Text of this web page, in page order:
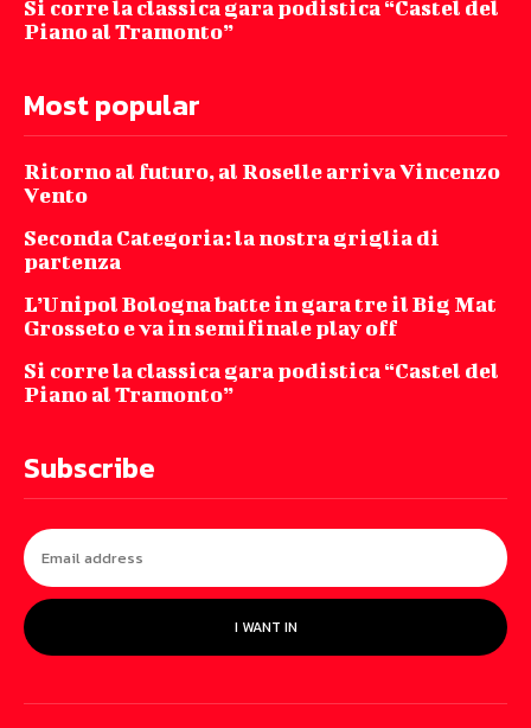
Si corre la classica gara podistica “Castel del
Piano al Tramonto”
Most popular
Ritorno al futuro, al Roselle arriva Vincenzo
Vento
Seconda Categoria: la nostra griglia di
partenza
L’Unipol Bologna batte in gara tre il Big Mat
Grosseto e va in semifinale play off
Si corre la classica gara podistica “Castel del
Piano al Tramonto”
Subscribe
I WANT IN